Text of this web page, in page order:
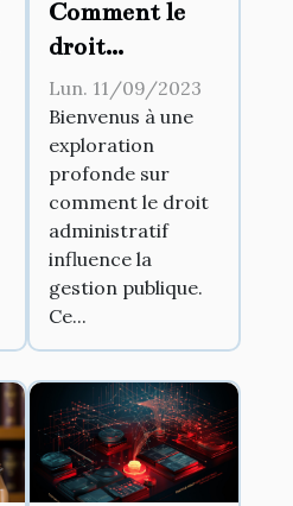
Comment le
droit
administratif
influence la
gestion
publique
Lun. 11/09/2023
Bienvenus à une
exploration
profonde sur
comment le droit
administratif
influence la
gestion publique.
Ce...